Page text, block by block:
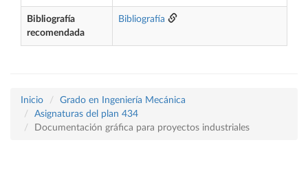
Bibliografía
recomendada
Bibliografía
Inicio
Grado en Ingeniería Mecánica
Asignaturas del plan 434
Documentación gráfica para proyectos industriales